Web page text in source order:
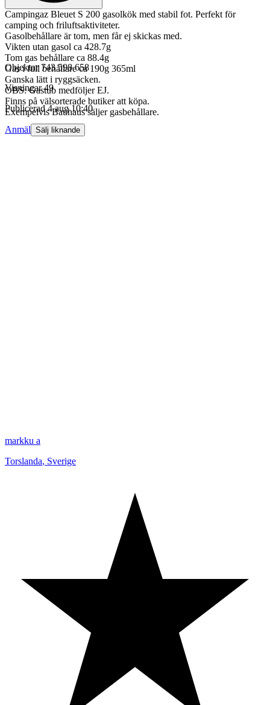
Campingaz Bleuet S 200 gasolkök med stabil fot. Perfekt för
camping och friluftsaktiviteter.
Gasolbehållare är tom, men får ej skickas med.
Vikten utan gasol ca 428.7g
Tom gas behållare ca 88.4g
Gas i full behållare ca 190g 365ml
Ganska lätt i ryggsäcken.
OBS: Gastub medföljer EJ.
Finns på välsorterade butiker att köpa.
Exempelvis Bauhaus säljer gasbehållare.
Objektnr 743 598 658
Visningar 49
Publicerad 4 aug 10:40
Anmäl Sälj liknande
markku a
Torslanda, Sverige